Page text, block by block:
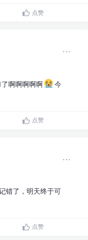
点赞
啊啊啊啊啊
今
点赞
错了，明天终于可
点赞